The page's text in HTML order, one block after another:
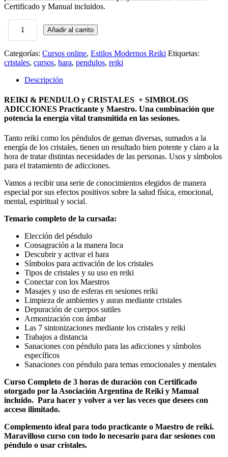
Certificado y Manual incluidos.
Péndulo
&
Cristales
Símbolos
Certif
Prac
y
Maestro
ONLINE
cantidad
Añadir al carrito
Categorías: Cursos online, Estilos Modernos Reiki Etiquetas:
cristales, cursos, hara, pendulos, reiki
Descripción
REIKI & PENDULO y CRISTALES + SIMBOLOS
ADICCIONES Practicante y Maestro. Una combinación que
potencia la energía vital transmitida en las sesiones.
Tanto reiki como los péndulos de gemas diversas, sumados a la
energía de los cristales, tienen un resultado bien potente y claro a la
hora de tratar distintas necesidades de las personas. Usos y símbolos
para el tratamiento de adicciones.
Vamos a recibir una serie de conocimientos elegidos de manera
especial por sus efectos positivos sobre la salud física, emocional,
mental, espiritual y social.
Temario completo de la cursada:
Elección del péndulo
Consagración a la manera Inca
Descubrir y activar el hara
Símbolos para activación de los cristales
Tipos de cristales y su uso en reiki
Conectar con los Maestros
Masajes y uso de esferas en sesiones reiki
Limpieza de ambientes y auras mediante cristales
Depuración de cuerpos sutiles
Armonización con ámbar
Las 7 sintonizaciones mediante los cristales y reiki
Trabajos a distancia
Sanaciones con péndulo para las adicciones y símbolos
específicos
Sanaciones con péndulo para temas emocionales y mentales
Curso Completo de 3 horas de duración con Certificado
otorgado por la Asociación Argentina de Reiki y Manual
incluido. Para hacer y volver a ver las veces que desees con
acceso ilimitado.
Complemento ideal para todo practicante o Maestro de reiki.
Maravilloso curso con todo lo necesario para dar sesiones con
péndulo o usar cristales.